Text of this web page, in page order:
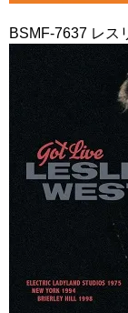
BSMF-7637 レス